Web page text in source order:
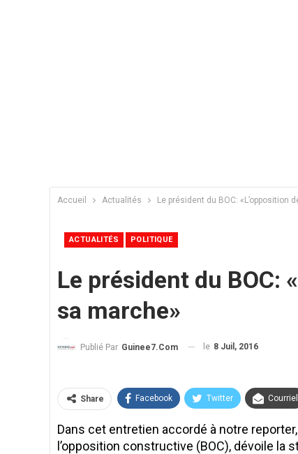
Accueil Actualités Le président du BOC:
ACTUALITÉS POLITIQUE
Le président du BOC:
sa marche»
Publié Par Guinee7.com le 8 Juil, 2016
Share Facebook Twitter Courriel
Dans cet entretien accordé à notre
l’opposition constructive (BOC), dévoile la